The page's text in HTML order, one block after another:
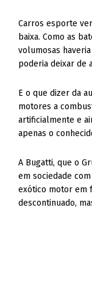
Carros esporte
baixa. Como as
volumosas
poderia deixar de
E o que dizer da
motores a
artificialmente e
apenas o
A Bugatti, que o
em sociedade
exótico motor em
descontinuado,